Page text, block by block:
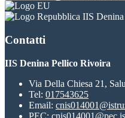
IIS
Contatti
IIS Denina Pellico Rivoira
Via Della Chiesa 21,
Tel: 017543625
Email:
PEC: